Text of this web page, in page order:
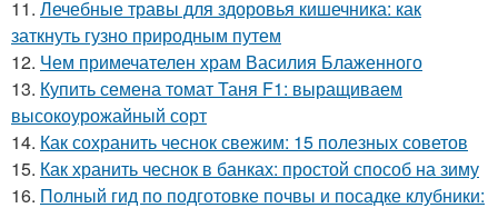
11. Лечебные травы для здоровья кишечника: как
заткнуть гузно природным путем
12. Чем примечателен храм Василия Блаженного
13. Купить семена томат Таня F1: выращиваем
высокоурожайный сорт
14. Как сохранить чеснок свежим: 15 полезных советов
15. Как хранить чеснок в банках: простой способ на зиму
16. Полный гид по подготовке почвы и посадке клубники: